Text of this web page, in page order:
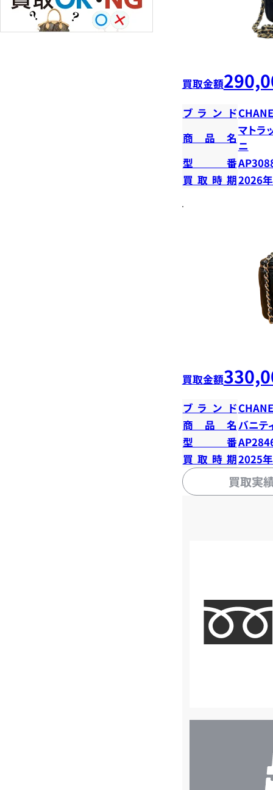
買取金額
ブランド
商品名
マトラ
ニ
型番
買取時期2026
買取金額
ブランド
商品名バニテ
型番
買取時期2025
買取実